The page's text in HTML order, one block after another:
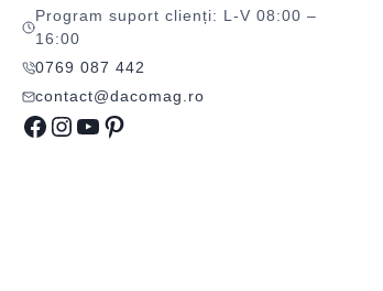
Program suport clienți: L-V 08:00 –
16:00
0769 087 442
contact@dacomag.ro
Facebook
Instagram
YouTube
Pinterest